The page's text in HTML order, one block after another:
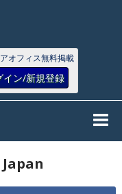
オフィス無料掲載
イン/新規登録